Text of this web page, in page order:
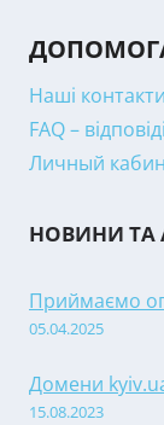
Наші контакти
FAQ –
Личный
НОВИНИ ТА
Приймаємо
05.04.2025
Домени
15.08.2023